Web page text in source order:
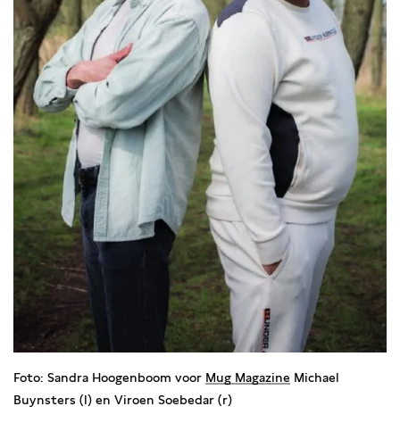
Foto: Sandra Hoogenboom voor Mug Magazine Michael
Buynsters (l) en Viroen Soebedar (r)